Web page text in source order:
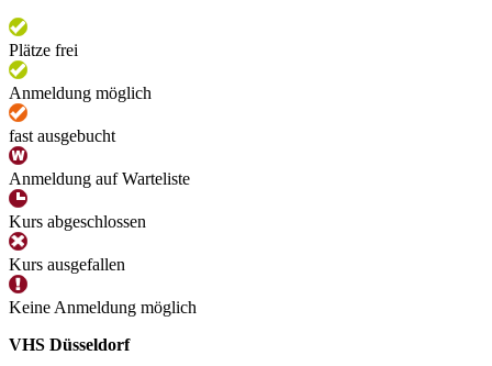
Plätze frei
Anmeldung möglich
fast ausgebucht
Anmeldung auf Warteliste
Kurs abgeschlossen
Kurs ausgefallen
Keine Anmeldung möglich
VHS Düsseldorf